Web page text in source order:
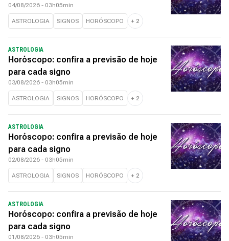
04/08/2026 - 03h05min
ASTROLOGIA SIGNOS HORÓSCOPO + 2
ASTROLOGIA
Horóscopo: confira a previsão de hoje
para cada signo
03/08/2026 - 03h05min
ASTROLOGIA SIGNOS HORÓSCOPO + 2
ASTROLOGIA
Horóscopo: confira a previsão de hoje
para cada signo
02/08/2026 - 03h05min
ASTROLOGIA SIGNOS HORÓSCOPO + 2
ASTROLOGIA
Horóscopo: confira a previsão de hoje
para cada signo
01/08/2026 - 03h05min